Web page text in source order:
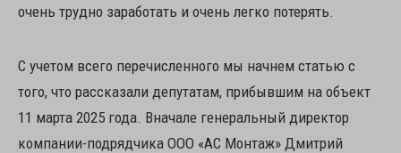
очень трудно заработать и очень легко потерять.
С учетом всего перечисленного мы начнем статью с
того, что рассказали депутатам, прибывшим на объект
11 марта 2025 года. Вначале генеральный директор
компании-подрядчика ООО «АС Монтаж» Дмитрий